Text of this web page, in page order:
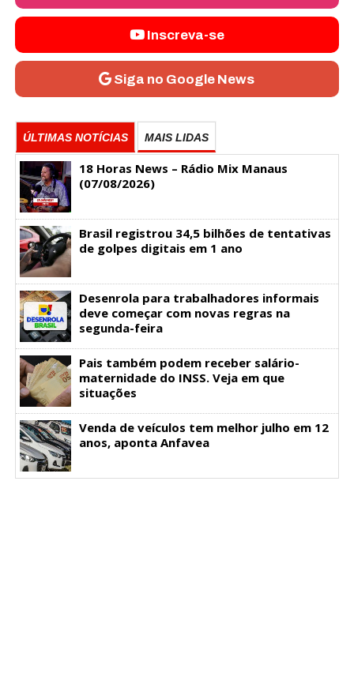
Inscreva-se
Siga no Google News
ÚLTIMAS NOTÍCIAS MAIS LIDAS
18 Horas News​​​​​​​​​​​​ – Rádio Mix Manaus
(07/08/2026)
Brasil registrou 34,5 bilhões de tentativas
de golpes digitais em 1 ano
Desenrola para trabalhadores informais
deve começar com novas regras na
segunda-feira
Pais também podem receber salário-
maternidade do INSS. Veja em que
situações
Venda de veículos tem melhor julho em 12
anos, aponta Anfavea